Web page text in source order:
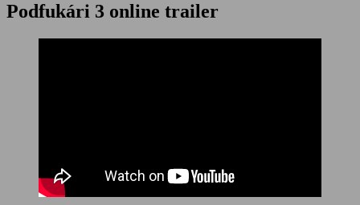
Podfukári 3 online trailer